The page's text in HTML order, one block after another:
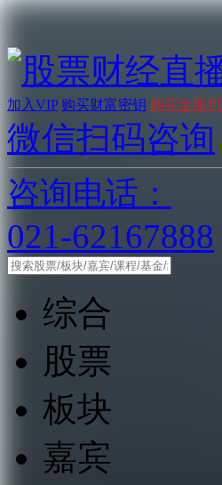
加入VIP 购买财富密钥 购买金股包
微信扫码咨询
咨询电话：
021-62167888
综合
股票
板块
嘉宾